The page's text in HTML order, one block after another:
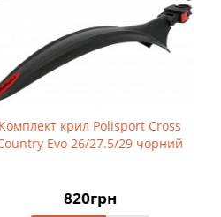
Cross
чорний
Бризговик
міні під